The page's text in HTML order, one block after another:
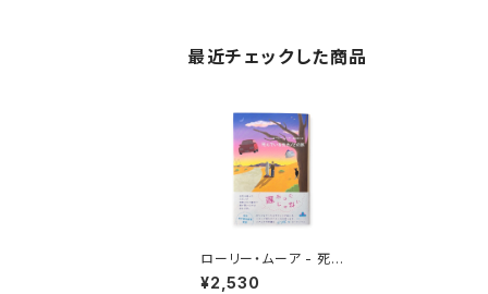
最近チェックした商品
ローリー・ムーア - 死ん
でいる元カノとの旅
¥2,530